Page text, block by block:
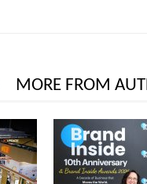
MORE FROM